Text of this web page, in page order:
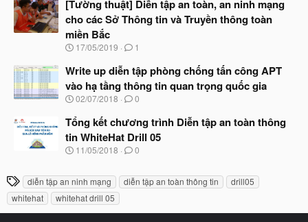
đ
ầ
u
b
ắ
t
ầ
u
[Tường thuật] Diễn tập an toàn, an ninh mạng
cho các Sở Thông tin và Truyền thông toàn
miền Bắc
N
à
b
ắ
đ
ầ
u
17/05/2019 1
Write up diễn tập phòng chống tấn công APT
vào hạ tầng thông tin quan trọng quốc gia
N
à
b
ắ
đ
ầ
u
02/07/2018 0
Tổng kết chương trình Diễn tập an toàn thông
tin WhiteHat Drill 05
N
y
b
ắ
t
11/05/2018 0
T
h
ẻ
diễn tập an ninh mạng diễn tập an toàn thông tin
drill05
whitehat
whitehat drill 05